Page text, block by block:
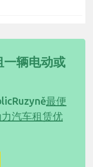
一辆电动或
最便
汽车租赁优